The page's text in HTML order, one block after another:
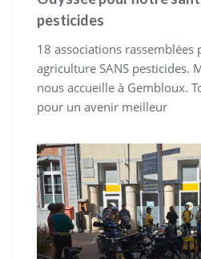
pesticides
18 associations rassemblées
agriculture SANS pesticides.
nous accueille à Gembloux.
pour un avenir meilleur